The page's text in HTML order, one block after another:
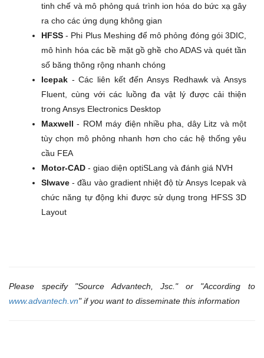
tinh chế và mô phỏng quá trình ion hóa do bức xạ gây
ra cho các ứng dụng không gian
HFSS - Phi Plus Meshing để mô phỏng đóng gói 3DIC,
mô hình hóa các bề mặt gồ ghề cho ADAS và quét tần
số băng thông rộng nhanh chóng
Icepak - Các liên kết đến Ansys Redhawk và Ansys
Fluent, cùng với các luồng đa vật lý được cải thiện
trong Ansys Electronics Desktop
Maxwell- ROM máy điện nhiều pha, dây Litz và một
tùy chọn mô phỏng nhanh hơn cho các hệ thống yêu
cầu FEA
Motor-CAD - giao diện optiSLang và đánh giá NVH
SIwave - đầu vào gradient nhiệt độ từ Ansys Icepak và
chức năng tự động khi được sử dụng trong HFSS 3D
Layout
Please specify "Source Advantech, Jsc." or "According to
www.advantech.vn" if you want to disseminate this information